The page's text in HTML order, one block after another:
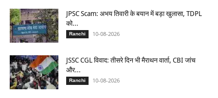
JPSC Scam: अभय तिवारी के बयान में बड़ा खुलासा, TDPL
को...
Ranchi 10-08-2026
JSSC CGL विवाद: तीसरे दिन भी मैराथन वार्ता, CBI जांच
और...
Ranchi 10-08-2026